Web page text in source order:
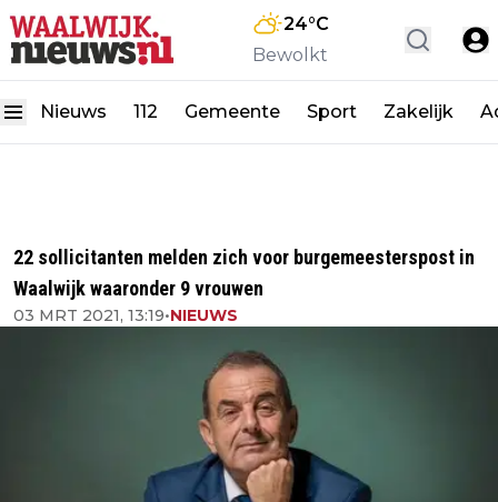
24°C
Bewolkt
Nieuws 112 Gemeente Sport Zakelijk
22 sollicitanten melden zich voor burgemeesterspost in
Waalwijk waaronder 9 vrouwen
03 MRT 2021, 13:19•NIEUWS